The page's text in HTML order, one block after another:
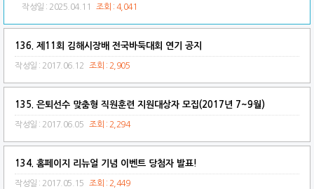
작성일 : 2025.04.11 조회 : 4,041
136. 제11회 김해시장배 전국바둑대회 연기 공지
작성일 : 2017.06.12 조회 : 2,905
135. 은퇴선수 맞춤형 직원훈련 지원대상자 모집(2017년 7~9월)
작성일 : 2017.06.05 조회 : 2,294
134. 홈페이지 리뉴얼 기념 이벤트 당첨자 발표!
작성일 : 2017.05.15 조회 : 2,449